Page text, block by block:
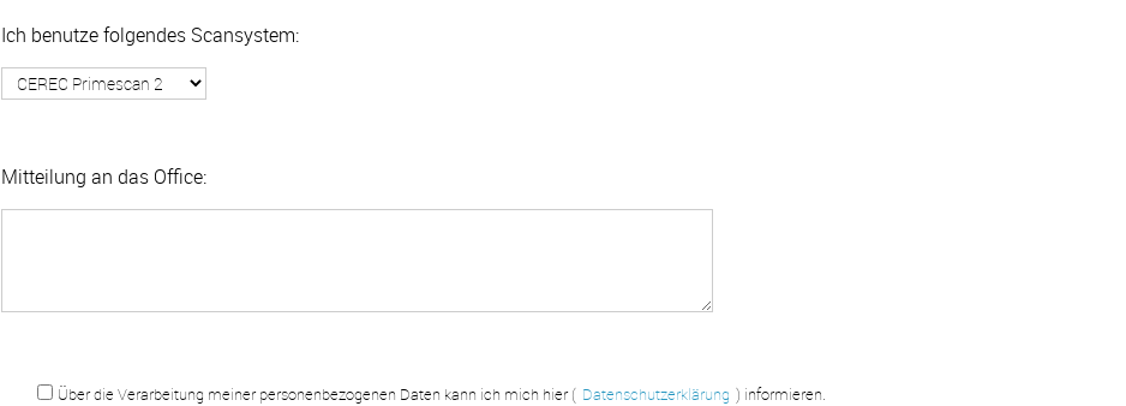
Ich benutze folgendes Scansystem:
Mitteilung an das Office:
Über die Verarbeitung meiner personenbezogenen Daten kann ich mich hier ( Datenschutzerklärung ) informieren.